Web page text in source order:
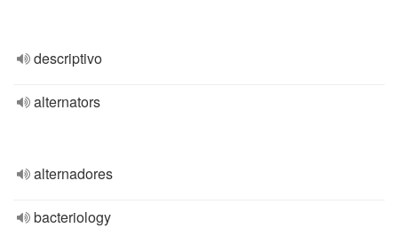
descriptivo
alternators
alternadores
bacteriology